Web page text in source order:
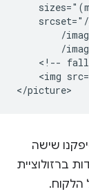
/
/
<!--
<img
שישה
ברזולוציית
הלקוח.